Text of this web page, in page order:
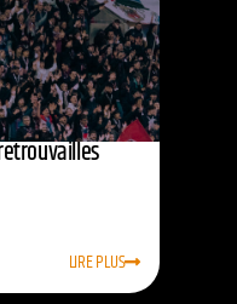
LIRE PLUS